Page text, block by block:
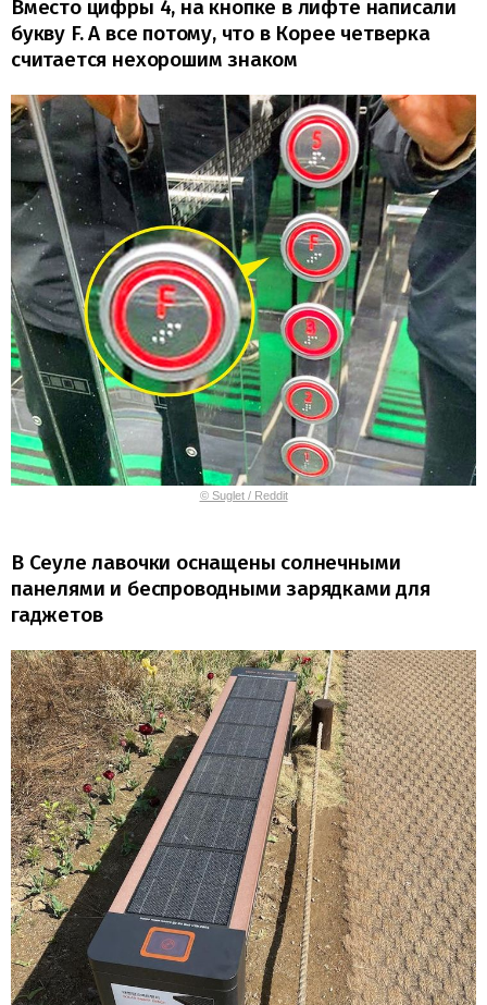
Вместо цифры 4, на кнопке в лифте написали
букву F. А все потому, что в Корее четверка
считается нехорошим знаком
© Suglet / Reddit
В Сеуле лавочки оснащены солнечными
панелями и беспроводными зарядками для
гаджетов